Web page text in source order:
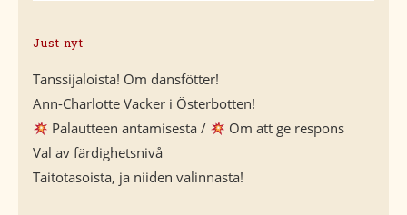
Just nyt
Tanssijaloista! Om dansfötter!
Ann-Charlotte Vacker i Österbotten!
Palautteen antamisesta /
Om att ge respons
Val av färdighetsnivå
Taitotasoista, ja niiden valinnasta!